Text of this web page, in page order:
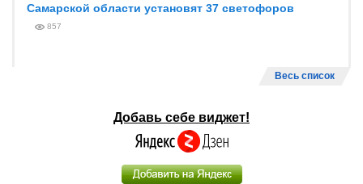
Самарской области установят 37 светофоров
857
Весь список
Добавь себе виджет!